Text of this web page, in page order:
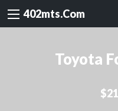
402mts.Com
Toyota